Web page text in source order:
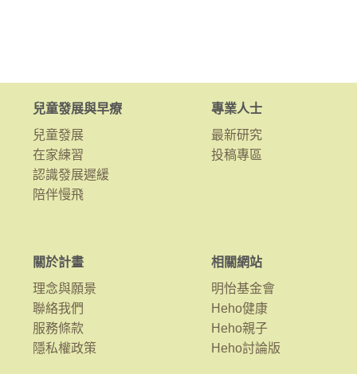
兒童發展與早療
兒童發展
在家練習
認識發展遲緩
陪伴慢飛
專業人士
最新研究
投稿專區
關於計畫
理念與願景
聯絡我們
服務條款
隱私權政策
相關網站
明怡基金會
Heho健康
Heho親子
Heho討論版